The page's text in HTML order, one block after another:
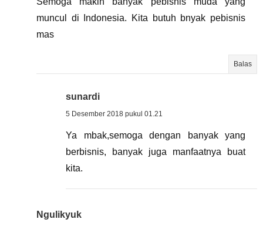
muncul di Indonesia. Kita butuh bnyak pebisnis
mas
Balas
sunardi
5 Desember 2018 pukul 01.21
Ya mbak,semoga dengan banyak yang
berbisnis, banyak juga manfaatnya buat
kita.
Ngulikyuk